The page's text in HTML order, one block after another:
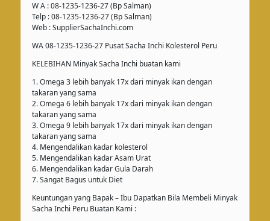
W A : 08-1235-1236-27 (Bp Salman)
Telp : 08-1235-1236-27 (Bp Salman)
Web : SupplierSachaInchi.com
WA 08-1235-1236-27 Pusat Sacha Inchi Kolesterol Peru
KELEBIHAN Minyak Sacha Inchi buatan kami
1. Omega 3 lebih banyak 17x dari minyak ikan dengan
takaran yang sama
2. Omega 6 lebih banyak 17x dari minyak ikan dengan
takaran yang sama
3. Omega 9 lebih banyak 17x dari minyak ikan dengan
takaran yang sama
4. Mengendalikan kadar kolesterol
5. Mengendalikan kadar Asam Urat
6. Mengendalikan kadar Gula Darah
7. Sangat Bagus untuk Diet
Keuntungan yang Bapak – Ibu Dapatkan Bila Membeli Minyak
Sacha Inchi Peru Buatan Kami :